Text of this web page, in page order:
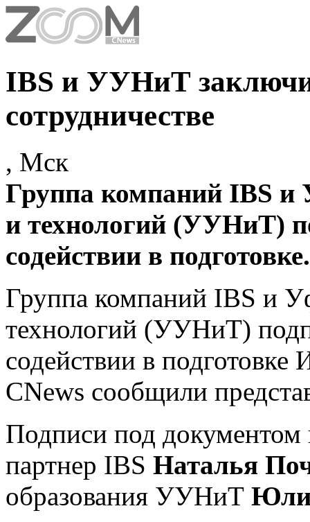
IBS и УУНиТ
сотрудничестве
, Мск
Группа компаний IBS и
и технологий (УУНиТ)
содействии в
Группа компаний IBS и
технологий (УУНиТ)
содействии в
CNews сообщили
Подписи под
партнер IBS Наталья
образования УУНиТ